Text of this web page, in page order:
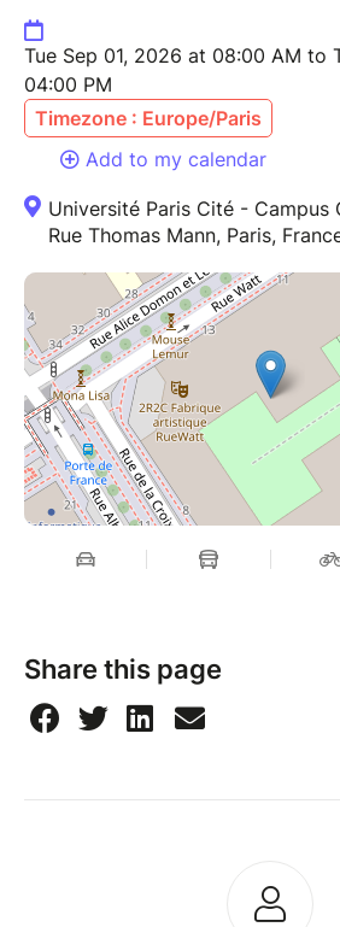
Tue Sep 01, 2026 at 08:00 AM to
04:00 PM
Timezone : Europe/Paris
Add to my calendar
Université Paris Cité - Campus
Rue Thomas Mann, Paris,
Share this page